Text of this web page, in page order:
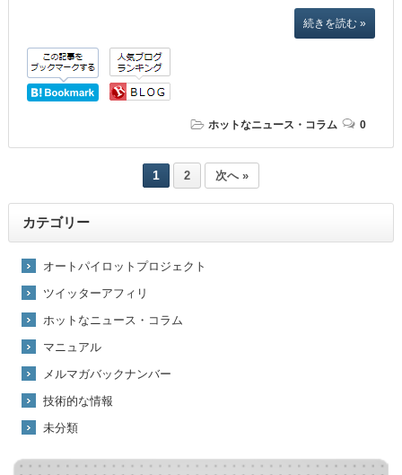
続きを読む »
ホットなニュース・コラム 0
1 2 次へ »
カテゴリー
オートパイロットプロジェクト
ツイッターアフィリ
ホットなニュース・コラム
マニュアル
メルマガバックナンバー
技術的な情報
未分類